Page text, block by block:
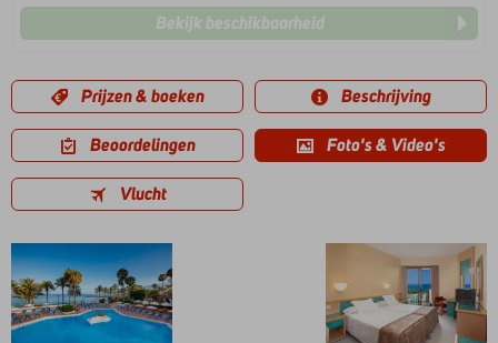
Bekijk beschikbaarheid
Prijzen & boeken Beschrijving
Beoordelingen Foto's & Video's
Vlucht